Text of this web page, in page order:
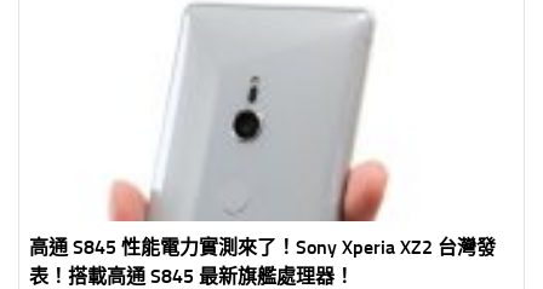
高通 S845 性能電力實測來了！Sony Xperia XZ2 台灣發
表！搭載高通 S845 最新旗艦處理器！